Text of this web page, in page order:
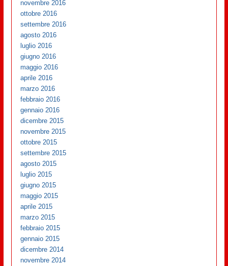
novembre 2016
ottobre 2016
settembre 2016
agosto 2016
luglio 2016
giugno 2016
maggio 2016
aprile 2016
marzo 2016
febbraio 2016
gennaio 2016
dicembre 2015
novembre 2015
ottobre 2015
settembre 2015
agosto 2015
luglio 2015
giugno 2015
maggio 2015
aprile 2015
marzo 2015
febbraio 2015
gennaio 2015
dicembre 2014
novembre 2014